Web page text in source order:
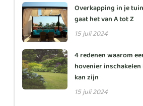
Overkapping in je
gaat het van A tot Z
15 juli 2024
4 redenen waarom
hovenier
kan zijn
15 juli 2024